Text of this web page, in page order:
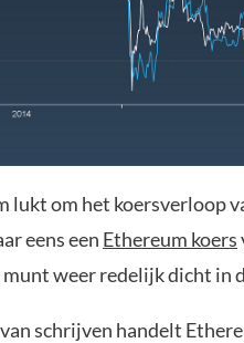
lukt om het koersverloop
eens een Ethereum koers
munt weer redelijk dicht in
schrijven handelt